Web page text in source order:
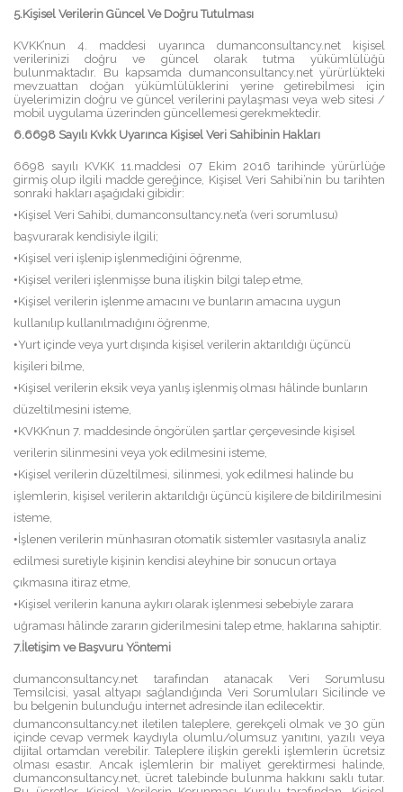
5.Kişisel Verilerin Güncel Ve Doğru Tutulması
KVKK’nun 4. maddesi uyarınca dumanconsultancy.net kişisel
verilerinizi doğru ve güncel olarak tutma yükümlülüğü
bulunmaktadır. Bu kapsamda dumanconsultancy.net yürürlükteki
mevzuattan doğan yükümlülüklerini yerine getirebilmesi için
üyelerimizin doğru ve güncel verilerini paylaşması veya web sitesi /
mobil uygulama üzerinden güncellemesi gerekmektedir.
6.6698 Sayılı Kvkk Uyarınca Kişisel Veri Sahibinin Hakları
6698 sayılı KVKK 11.maddesi 07 Ekim 2016 tarihinde yürürlüğe
girmiş olup ilgili madde gereğince, Kişisel Veri Sahibi’nin bu tarihten
sonraki hakları aşağıdaki gibidir:
•Kişisel Veri Sahibi, dumanconsultancy.net’a (veri sorumlusu)
başvurarak kendisiyle ilgili;
•Kişisel veri işlenip işlenmediğini öğrenme,
•Kişisel verileri işlenmişse buna ilişkin bilgi talep etme,
•Kişisel verilerin işlenme amacını ve bunların amacına uygun
kullanılıp kullanılmadığını öğrenme,
•Yurt içinde veya yurt dışında kişisel verilerin aktarıldığı üçüncü
kişileri bilme,
•Kişisel verilerin eksik veya yanlış işlenmiş olması hâlinde bunların
düzeltilmesini isteme,
•KVKK’nun 7. maddesinde öngörülen şartlar çerçevesinde kişisel
verilerin silinmesini veya yok edilmesini isteme,
•Kişisel verilerin düzeltilmesi, silinmesi, yok edilmesi halinde bu
işlemlerin, kişisel verilerin aktarıldığı üçüncü kişilere de bildirilmesini
isteme,
•İşlenen verilerin münhasıran otomatik sistemler vasıtasıyla analiz
edilmesi suretiyle kişinin kendisi aleyhine bir sonucun ortaya
çıkmasına itiraz etme,
•Kişisel verilerin kanuna aykırı olarak işlenmesi sebebiyle zarara
uğraması hâlinde zararın giderilmesini talep etme, haklarına sahiptir.
7.İletişim ve Başvuru Yöntemi
dumanconsultancy.net tarafından atanacak Veri Sorumlusu
Temsilcisi, yasal altyapı sağlandığında Veri Sorumluları Sicilinde ve
bu belgenin bulunduğu internet adresinde ilan edilecektir.
dumanconsultancy.net iletilen taleplere, gerekçeli olmak ve 30 gün
içinde cevap vermek kaydıyla olumlu/olumsuz yanıtını, yazılı veya
dijital ortamdan verebilir. Taleplere ilişkin gerekli işlemlerin ücretsiz
olması esastır. Ancak işlemlerin bir maliyet gerektirmesi halinde,
dumanconsultancy.net, ücret talebinde bulunma hakkını saklı tutar.